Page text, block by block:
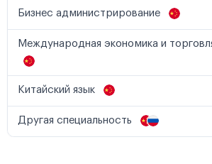
Бизнес администрирование
Международная экономика и
Китайский язык
Другая специальность